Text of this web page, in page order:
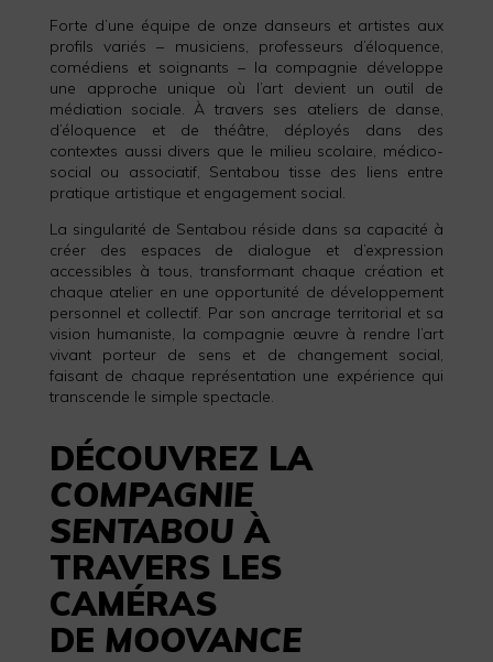
Forte d’une équipe de onze danseurs et artistes aux
profils variés – musiciens, professeurs d’éloquence,
comédiens et soignants – la compagnie développe
une approche unique où l’art devient un outil de
médiation sociale. À travers ses ateliers de danse,
d’éloquence et de théâtre, déployés dans des
contextes aussi divers que le milieu scolaire, médico-
social ou associatif, Sentabou tisse des liens entre
pratique artistique et engagement social.
La singularité de Sentabou réside dans sa capacité à
créer des espaces de dialogue et d’expression
accessibles à tous, transformant chaque création et
chaque atelier en une opportunité de développement
personnel et collectif. Par son ancrage territorial et sa
vision humaniste, la compagnie œuvre à rendre l’art
vivant porteur de sens et de changement social,
faisant de chaque représentation une expérience qui
transcende le simple spectacle.
DÉCOUVREZ LA
COMPAGNIE
SENTABOU À
TRAVERS LES
CAMÉRAS
DE MOOVANCE